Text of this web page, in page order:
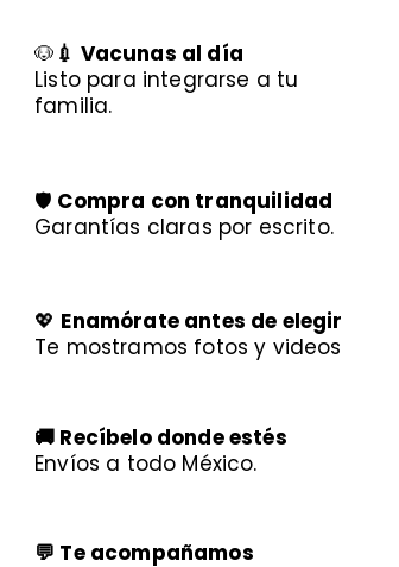
🐶 💉 Vacunas al día
Listo para integrarse a tu
familia.
🛡️ Compra con tranquilidad
Garantías claras por escrito.
💖 Enamórate antes de elegir
Te mostramos fotos y videos
🚚 Recíbelo donde estés
Envíos a todo México.
💬 Te acompañamos